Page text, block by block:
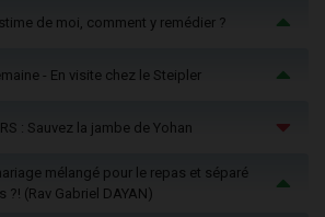
de moi, comment y remédier ?
- En visite chez le Steipler
: Sauvez la jambe de Yohan
mélangé pour le repas et séparé
?! (Rav Gabriel DAYAN)